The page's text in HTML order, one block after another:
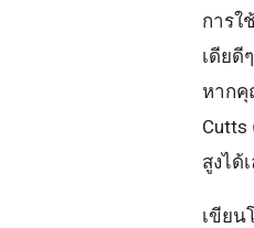
การใ
เดียดี
หากคุ
สูงได้
เขียน